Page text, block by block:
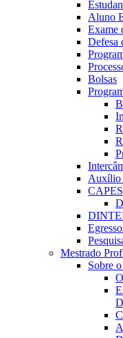
Aluno
Exame
Defesa
Bolsas
Auxílio
Mestrado
Sobre